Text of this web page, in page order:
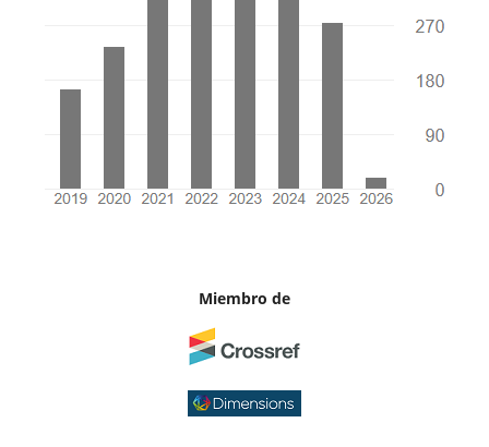
Miembro de